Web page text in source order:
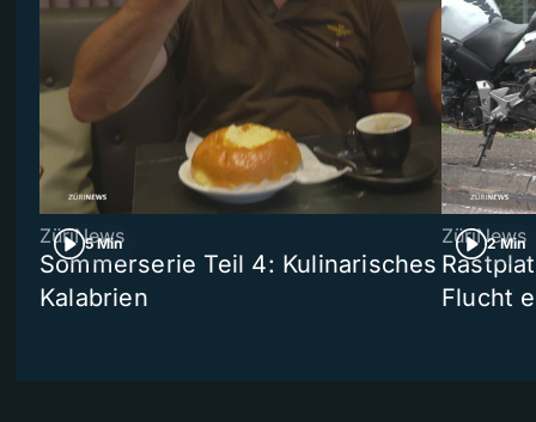
5 Min
ZüriNews
Sommerserie Teil 4: Kulinarisches
Kalabrien
2 Min
ZüriNews
Flucht